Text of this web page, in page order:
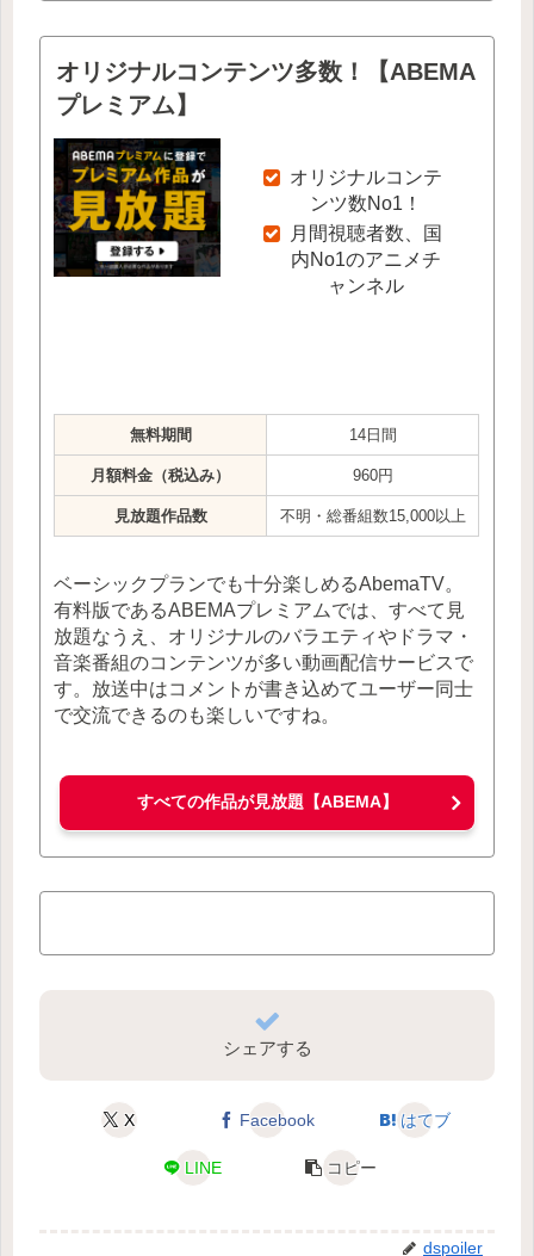
オリジナルコンテンツ多数！【ABEMA
プレミアム】
オリジナルコンテ
ンツ数No1！
月間視聴者数、国
内No1のアニメチ
ャンネル
無料期間 14日間
月額料金（税込み） 960円
見放題作品数 不明・総番組数15,000以上
ベーシックプランでも十分楽しめるAbemaTV。
有料版であるABEMAプレミアムでは、すべて見
放題なうえ、オリジナルのバラエティやドラマ・
音楽番組のコンテンツが多い動画配信サービスで
す。放送中はコメントが書き込めてユーザー同士
で交流できるのも楽しいですね。
すべての作品が見放題【ABEMA】
シェアする
X Facebook はてブ
LINE コピー
dspoiler